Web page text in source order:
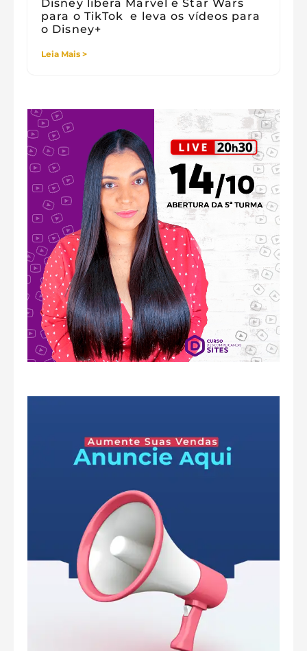
Disney libera Marvel e Star Wars
para o TikTok e leva os vídeos para
o Disney+
Leia Mais >